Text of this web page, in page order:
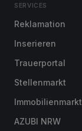
SERVICES
Reklamation
Inserieren
Trauerportal
Stellenmarkt
Immobilienmarkt
AZUBI NRW